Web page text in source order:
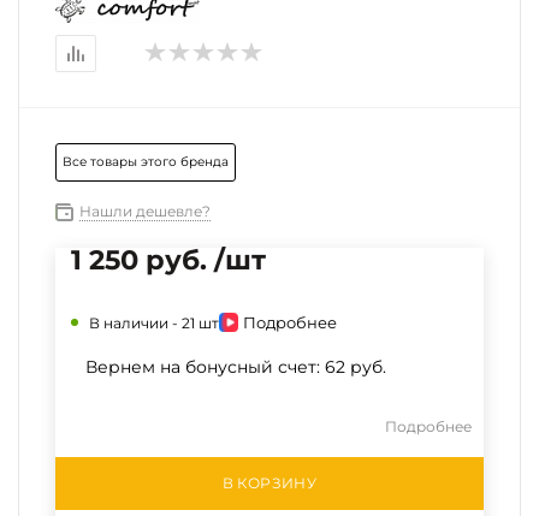
Все товары этого бренда
Нашли дешевле?
1 250 руб. /шт
В наличии - 21 шт Подробнее
Вернем на бонусный счет: 62 руб.
Подробнее
В КОРЗИНУ